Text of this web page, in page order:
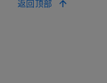
返回顶部